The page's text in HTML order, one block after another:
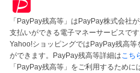
「PayPay残高等」はPayPay株式会社
支払いができる電子マネーサービスです
Yahoo!ショッピングではPayPay残高
ができます。PayPay残高等詳細は こち
「PayPay残高等」をご利用するため